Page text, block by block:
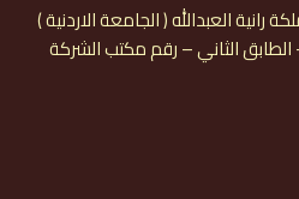
رانية العبدالله ( الجامعة الاردنية )
الطابق الثاني – رقم مكتب الشركة